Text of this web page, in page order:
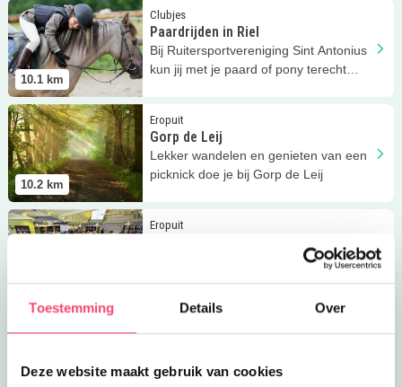
Toestemming Details Over
Deze website maakt gebruik van cookies
10.1 km
Clubjes
Paardrijden in Riel
Bij Ruitersportvereniging Sint Antonius
kun jij met je paard of pony terecht
Lees meer Paardrijden in Riel
10.2 km
Eropuit
Gorp de Leij
Lekker wandelen en genieten van een
picknick doe je bij Gorp de Leij
Lees meer Gorp de Leij
Eropuit
Deze bibliotheek heeft veel te bieden
Lees meer Bibliotheek Gilze
Eropuit
Bij de Boerensuite hebben je kinderen